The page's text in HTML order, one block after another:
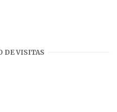
DE VISITAS